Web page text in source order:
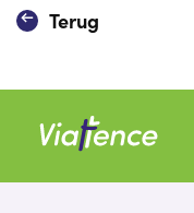
Terug